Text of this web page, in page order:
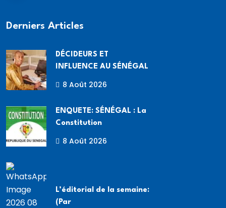
Derniers Articles
DÉCIDEURS ET
INFLUENCE AU SÉNÉGAL
8 Août 2026
ENQUETE: SÉNÉGAL : La
Constitution
8 Août 2026
L’éditorial de la semaine:
(Par